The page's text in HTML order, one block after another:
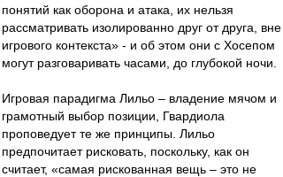
понятий как оборона и атака, их нельзя
рассматривать изолированно друг от друга, вне
игрового контекста» - и об этом они с Хосепом
могут разговаривать часами, до глубокой ночи.
Игровая парадигма Лильо – владение мячом и
грамотный выбор позиции, Гвардиола
проповедует те же принципы. Лильо
предпочитает рисковать, поскольку, как он
считает, «самая рискованная вещь – это не